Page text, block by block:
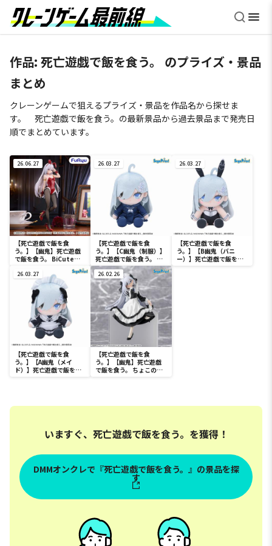
作品: 死亡遊戯で飯を食う。
のプライズ・景品
まとめ
クレーンゲームで狙えるプライズ・景品を作品名から探せま
す。 死亡遊戯で飯を食う。の最新景品から過去景品まで発売日
順でまとめています。
26.06.27
【死亡遊戯で飯を食
う。】【幽鬼】死亡遊戯
で飯を食う。 BiCute
Bunnies Figureー幽鬼
ー
26.03.27
【死亡遊戯で飯を食
う。】【C幽鬼（制服）】
死亡遊戯で飯を食う。 ぬ
いぐるみ（EX）
26.03.27
【死亡遊戯で飯を食
う。】【B幽鬼（バニ
ー）】死亡遊戯で飯を食
26.03.27
【死亡遊戯で飯を食
う。】【A幽鬼（メイ
ド）】死亡遊戯で飯を食
26.02.26
【死亡遊戯で飯を食
う。】【幽鬼】死亡遊戯
で飯を食う。 ちょこのせ
いますぐ、死亡遊戯で飯を食う。を獲得！
DMMオンクレで『死亡遊戯で飯を食う。』の景品を探
す